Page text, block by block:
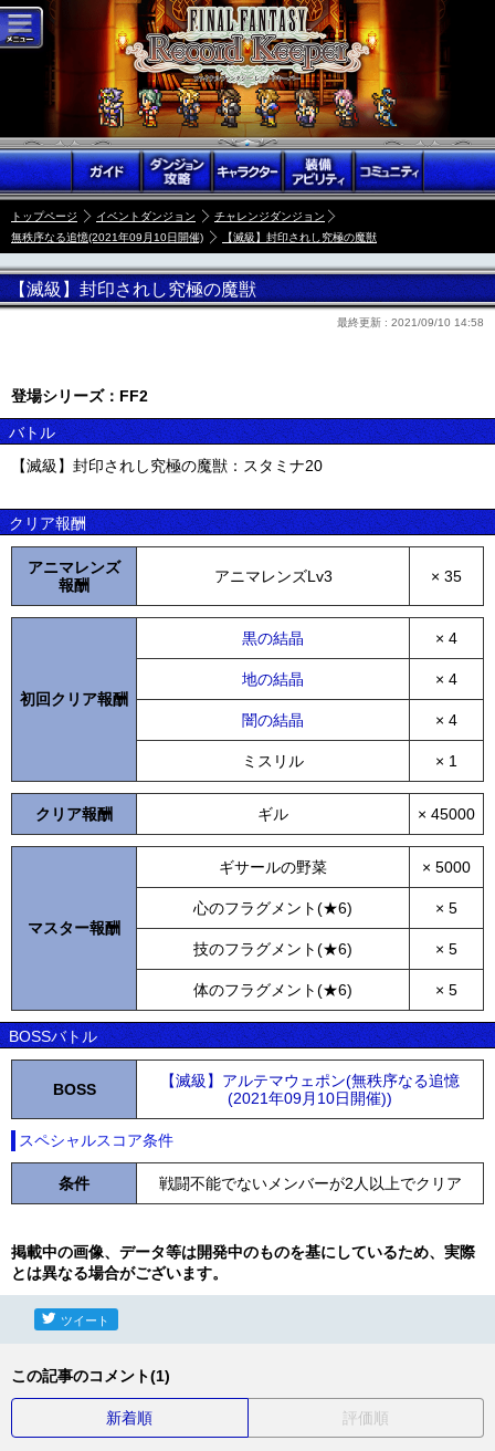
トップページ イベントダンジョン
チャレンジダンジョン
無秩序なる追憶(2021年09月10日開催)
【滅級】封印されし究極の魔獣
【滅級】封印されし究極の魔獣
最終更新 : 2021/09/10 14:58
登場シリーズ：FF2
バトル
【滅級】封印されし究極の魔獣：スタミナ20
クリア報酬
アニマレンズ
報酬
アニマレンズLv3 × 35
初回クリア報酬
黒の結晶 × 4
地の結晶 × 4
闇の結晶 × 4
ミスリル × 1
クリア報酬 ギル × 45000
マスター報酬
ギサールの野菜 × 5000
心のフラグメント(★6) × 5
技のフラグメント(★6) × 5
体のフラグメント(★6) × 5
BOSSバトル
BOSS
【滅級】アルテマウェポン(無秩序なる追憶
(2021年09月10日開催))
スペシャルスコア条件
条件 戦闘不能でないメンバーが2人以上でクリア
掲載中の画像、データ等は開発中のものを基にしているため、実際
とは異なる場合がございます。
ツイート
この記事のコメント(1)
新着順 評価順